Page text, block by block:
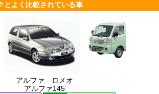
とよく比較されている車
アルファ ロメオ
アルファ145